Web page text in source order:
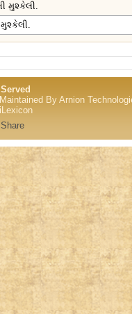
મુશ્કેલી.
Maintained By Arnion